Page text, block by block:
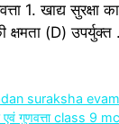
1. खाद्य सुरक्षा
क्षमता (D)
suraksha
एवं गुणवत्ता class 9